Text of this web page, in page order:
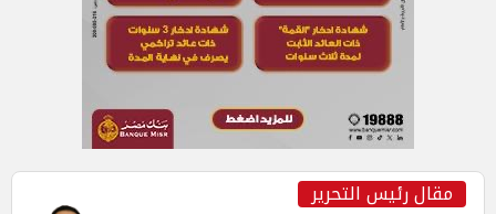
مقال رئيس التحرير